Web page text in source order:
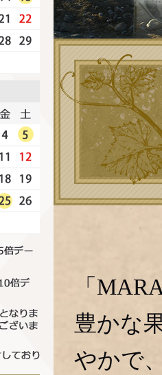
「
豊かな
やかで